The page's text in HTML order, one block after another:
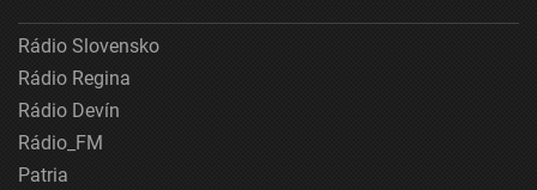
Rádio Slovensko
Rádio Regina
Rádio Devín
Rádio_FM
Patria